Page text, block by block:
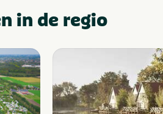
in de regio